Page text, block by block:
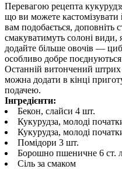
Перевагою рецепта
що ви можете кастомізувати
вам подобається, доповніть
смакуватимуть солоні види,
додайте більше овочів —
особливо добре
Останній витончений штрих
можна додати в кінці
подачею.
Інгредієнти:
Бекон, слайси 4 шт.
Кукурудза, молоді
Кукурудза, молоді
Помідори 3 шт.
Борошно пшеничне 6 ст.
Сіль за смаком